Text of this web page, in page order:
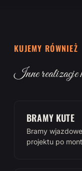
KUJEMY RÓWNIEŻ
Inne realizacje
BRAMY KUTE
Bramy
projektu po